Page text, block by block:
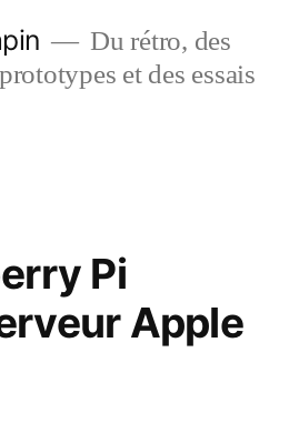
Du rétro, des
et des essais
Pi
Apple